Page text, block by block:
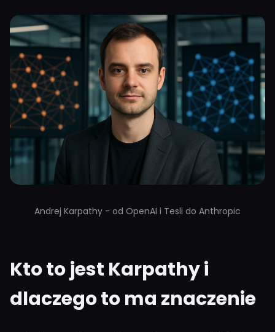
Andrej Karpathy - od OpenAI i Tesli do Anthropic
Kto to jest Karpathy i
dlaczego to ma znaczenie